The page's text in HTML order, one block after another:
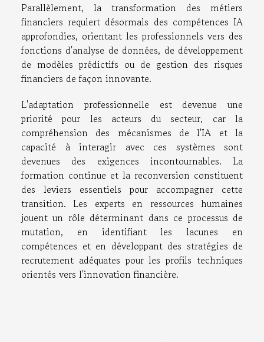
Parallèlement, la transformation des métiers
financiers requiert désormais des compétences IA
approfondies, orientant les professionnels vers des
fonctions d'analyse de données, de développement
de modèles prédictifs ou de gestion des risques
financiers de façon innovante.
L'adaptation professionnelle est devenue une
priorité pour les acteurs du secteur, car la
compréhension des mécanismes de l'IA et la
capacité à interagir avec ces systèmes sont
devenues des exigences incontournables. La
formation continue et la reconversion constituent
des leviers essentiels pour accompagner cette
transition. Les experts en ressources humaines
jouent un rôle déterminant dans ce processus de
mutation, en identifiant les lacunes en
compétences et en développant des stratégies de
recrutement adéquates pour les profils techniques
orientés vers l'innovation financière.